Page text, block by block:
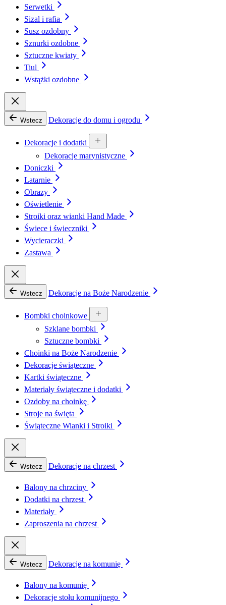
Serwetki
Sizal i rafia
Susz ozdobny
Sznurki ozdobne
Sztuczne kwiaty
Tiul
Wstążki ozdobne
Wstecz Dekoracje do domu i ogrodu
Dekoracje i dodatki
Dekoracje marynistyczne
Doniczki
Latarnie
Obrazy
Oświetlenie
Stroiki oraz wianki Hand Made
Świece i świeczniki
Wycieraczki
Zastawa
Wstecz Dekoracje na Boże Narodzenie
Bombki choinkowe
Szklane bombki
Sztuczne bombki
Choinki na Boże Narodzenie
Dekoracje świąteczne
Kartki świąteczne
Materiały świąteczne i dodatki
Ozdoby na choinkę
Stroje na święta
Świąteczne Wianki i Stroiki
Wstecz Dekoracje na chrzest
Balony na chrzciny
Dodatki na chrzest
Materiały
Zaproszenia na chrzest
Wstecz Dekoracje na komunię
Balony na komunię
Dekoracje stołu komunijnego